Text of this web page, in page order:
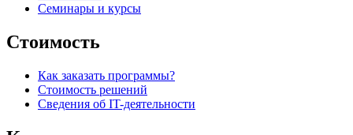
Семинары и курсы
Стоимость
Как заказать программы?
Стоимость решений
Сведения об IT-деятельности